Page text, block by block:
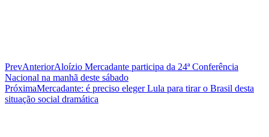
PrevAnteriorAloízio Mercadante participa da 24ª Conferência
Nacional na manhã deste sábado
PróximaMercadante: é preciso eleger Lula para tirar o Brasil desta
situação social dramática